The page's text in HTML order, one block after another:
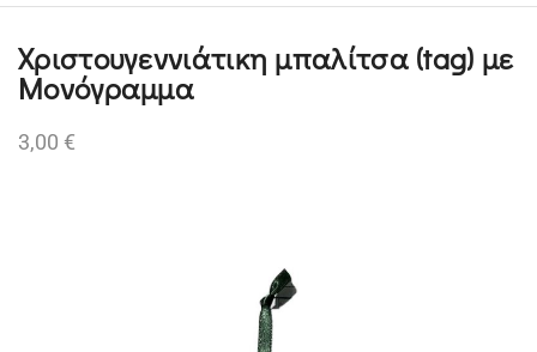
Χριστουγεννιάτικη μπαλίτσα (tag) με
Μονόγραμμα
3,00 €